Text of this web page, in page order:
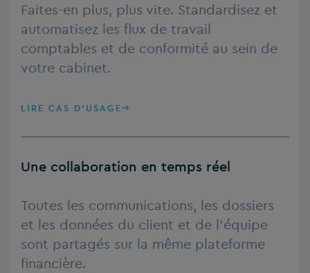
Faites-en plus, plus vite. Standardisez et
automatisez les flux de travail
comptables et de conformité au sein de
votre cabinet.
LIRE CAS D'USAGE
Une collaboration en temps réel
Toutes les communications, les dossiers
et les données du client et de l’équipe
sont partagés sur la même plateforme
financière.